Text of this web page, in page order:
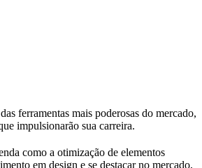
ferramentas mais poderosas do mercado,
impulsionarão sua carreira.
como a otimização de elementos
em design e se destacar no mercado,